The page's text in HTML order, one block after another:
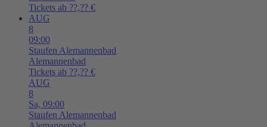
Tickets ab ??,?? €
AUG
8
09:00
Staufen Alemannenbad
Alemannenbad
Tickets ab ??,?? €
AUG
8
Sa, 09:00
Staufen Alemannenbad